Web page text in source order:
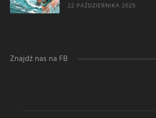
22 PAŹDZIERNIKA 2025
Znajdź nas na FB